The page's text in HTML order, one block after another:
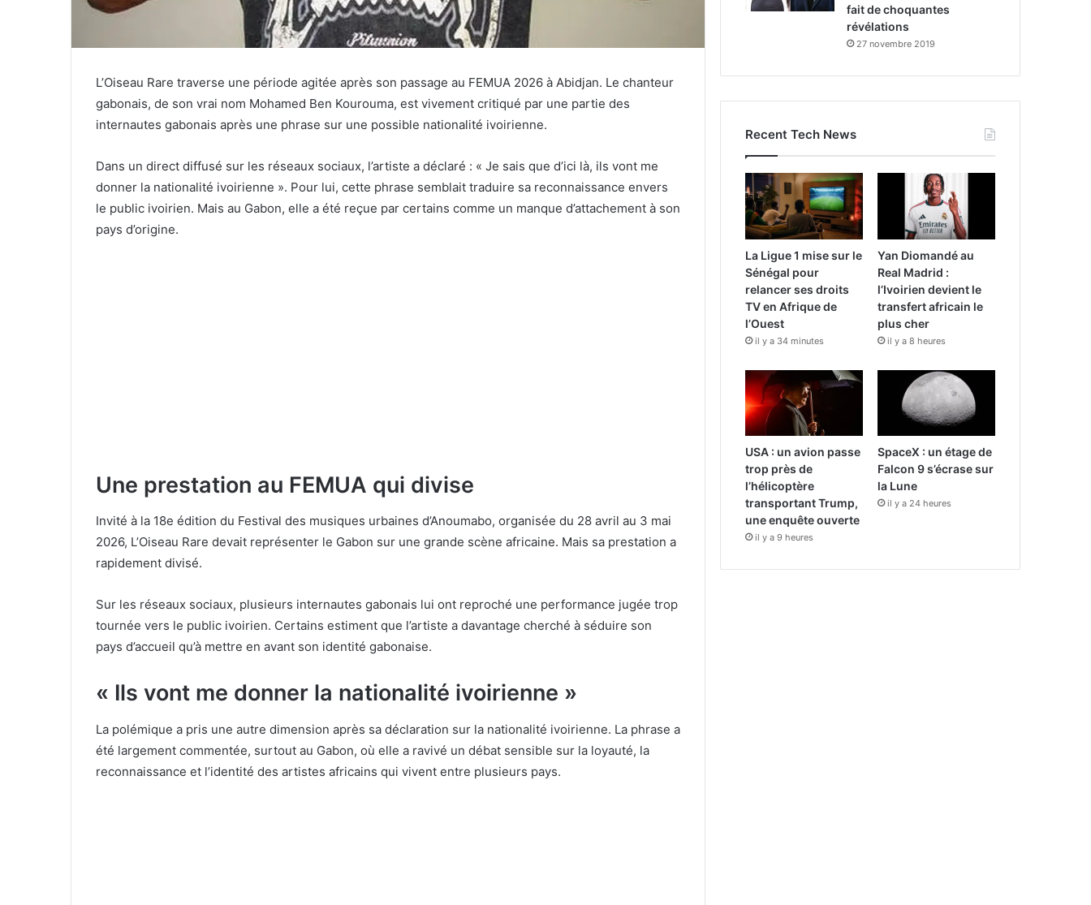
L’Oiseau Rare traverse une période agitée après son passage au FEMUA 2026 à Abidjan. Le chanteur
gabonais, de son vrai nom Mohamed Ben Kourouma, est vivement critiqué par une partie des
internautes gabonais après une phrase sur une possible nationalité ivoirienne.
Dans un direct diffusé sur les réseaux sociaux, l’artiste a déclaré : « Je sais que d’ici là, ils vont me
donner la nationalité ivoirienne ». Pour lui, cette phrase semblait traduire sa reconnaissance envers
le public ivoirien. Mais au Gabon, elle a été reçue par certains comme un manque d’attachement à son
pays d’origine.
Une prestation au FEMUA qui divise
Invité à la 18e édition du Festival des musiques urbaines d’Anoumabo, organisée du 28 avril au 3 mai
2026, L’Oiseau Rare devait représenter le Gabon sur une grande scène africaine. Mais sa prestation a
rapidement divisé.
Sur les réseaux sociaux, plusieurs internautes gabonais lui ont reproché une performance jugée trop
tournée vers le public ivoirien. Certains estiment que l’artiste a davantage cherché à séduire son
pays d’accueil qu’à mettre en avant son identité gabonaise.
« Ils vont me donner la nationalité ivoirienne »
La polémique a pris une autre dimension après sa déclaration sur la nationalité ivoirienne. La phrase a
été largement commentée, surtout au Gabon, où elle a ravivé un débat sensible sur la loyauté, la
reconnaissance et l’identité des artistes africains qui vivent entre plusieurs pays.
fait de choquantes
révélations
27 novembre 2019
Recent Tech News
La Ligue 1 mise sur le
Sénégal pour
relancer ses droits
TV en Afrique de
l’Ouest
il y a 34 minutes
Yan Diomandé au
Real Madrid :
l’Ivoirien devient le
transfert africain le
plus cher
il y a 8 heures
USA : un avion passe
trop près de
l’hélicoptère
transportant Trump,
une enquête ouverte
il y a 9 heures
SpaceX : un étage de
Falcon 9 s’écrase sur
la Lune
il y a 24 heures